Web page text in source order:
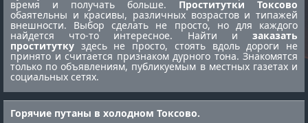
время и получать больше. Проститутки Токсово
обаятельны и красивы, различных возрастов и типажей
внешности. Выбор сделать не просто, но для каждого
найдется что-то интересное. Найти и заказать
проститутку здесь не просто, стоять вдоль дороги не
принято и считается признаком дурного тона. Знакомятся
только по объявлениям, публикуемым в местных газетах и
социальных сетях.
Горячие путаны в холодном Токсово.